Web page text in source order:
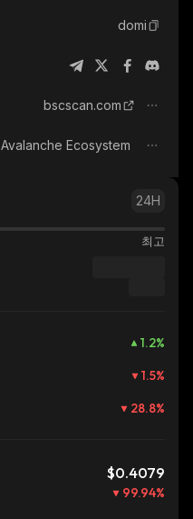
domi
bscscan.com
Avalanche Ecosystem
24H
최고
1.2%
1.5%
28.8%
$0.4079
99.94%